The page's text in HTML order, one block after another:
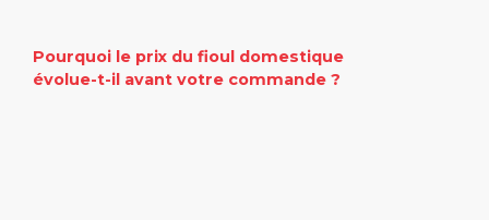
Pourquoi le prix du fioul domestique
évolue-t-il avant votre commande ?